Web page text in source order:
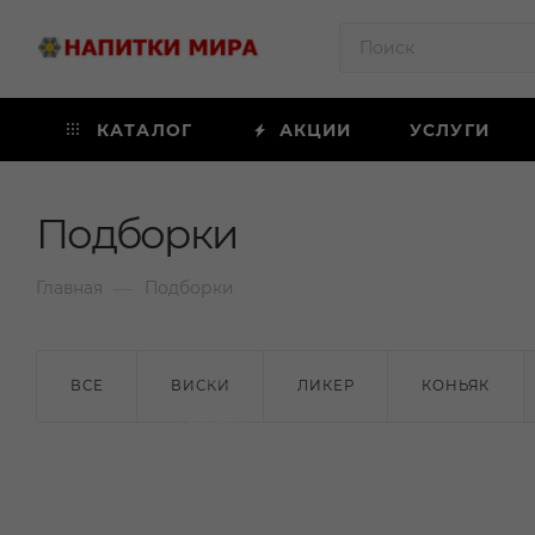
КАТАЛОГ АКЦИИ УСЛУГИ
Подборки
Главная Подборки
ВСЕ ВИСКИ ЛИКЕР КОНЬЯК
ВИНО